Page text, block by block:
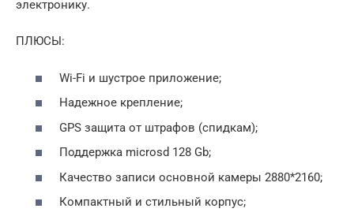
электронику.
ПЛЮСЫ:
Wi-Fi и шустрое приложение;
Надежное крепление;
GPS защита от штрафов (спидкам);
Поддержка microsd 128 Gb;
Качество записи основной камеры 2880*2160;
Компактный и стильный корпус;